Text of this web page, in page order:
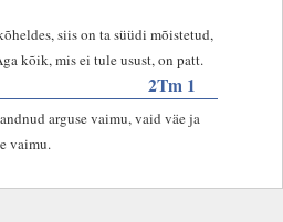
siis on ta süüdi mõistetud,
kõik, mis ei tule usust, on patt.
2Tm 1
arguse vaimu, vaid väe ja
vaimu.